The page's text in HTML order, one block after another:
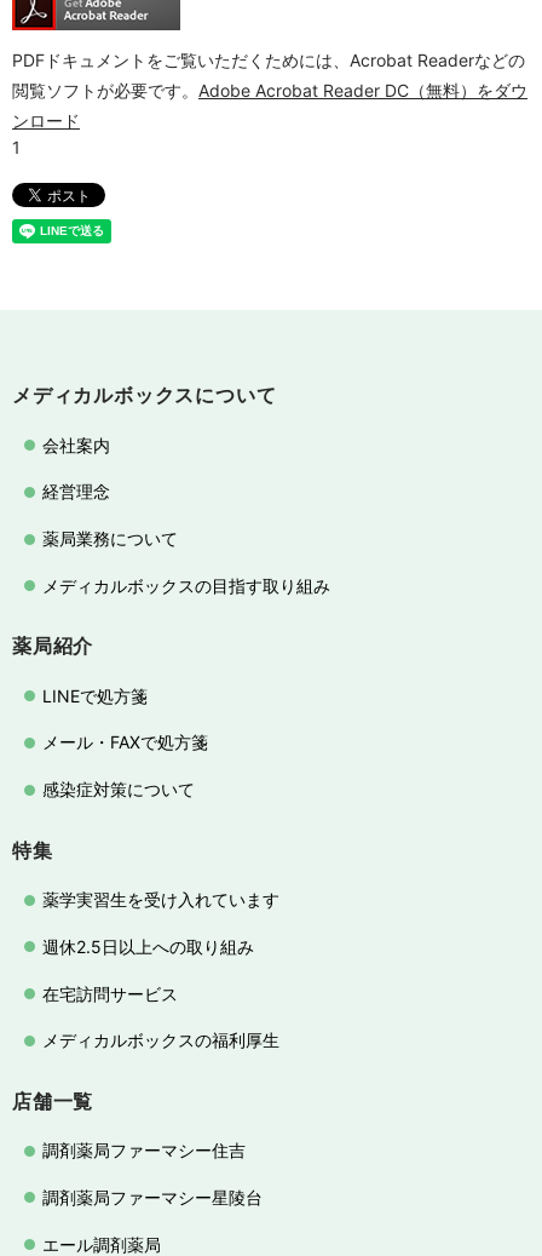
PDFドキュメントをご覧いただくためには、Acrobat Readerなどの
閲覧ソフトが必要です。 Adobe Acrobat Reader DC（無料）をダウ
ンロード
メディカルボックスについて
会社案内
経営理念
薬局業務について
メディカルボックスの目指す取り組み
薬局紹介
LINEで処方箋
メール・FAXで処方箋
感染症対策について
特集
薬学実習生を受け入れています
週休2.5日以上への取り組み
在宅訪問サービス
メディカルボックスの福利厚生
店舗一覧
調剤薬局ファーマシー住吉
調剤薬局ファーマシー星陵台
エール調剤薬局